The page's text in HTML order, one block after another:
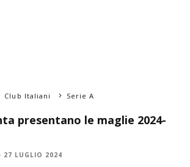
Club Italiani Serie A
presentano le maglie 2024-
· 27 LUGLIO 2024